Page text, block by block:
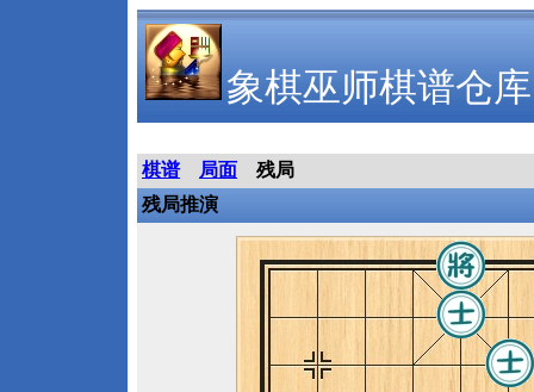
象棋巫师棋谱仓库
棋谱 局面
残局
残局推演